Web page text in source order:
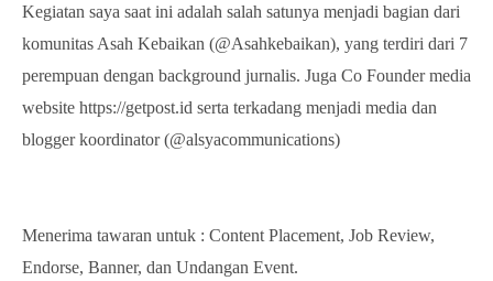
Kegiatan saya saat ini adalah salah satunya menjadi bagian dari
komunitas Asah Kebaikan (@Asahkebaikan), yang terdiri dari 7
perempuan dengan background jurnalis. Juga Co Founder media
website https://getpost.id serta terkadang menjadi media dan
blogger koordinator (@alsyacommunications)
Menerima tawaran untuk : Content Placement, Job Review,
Endorse, Banner, dan Undangan Event.